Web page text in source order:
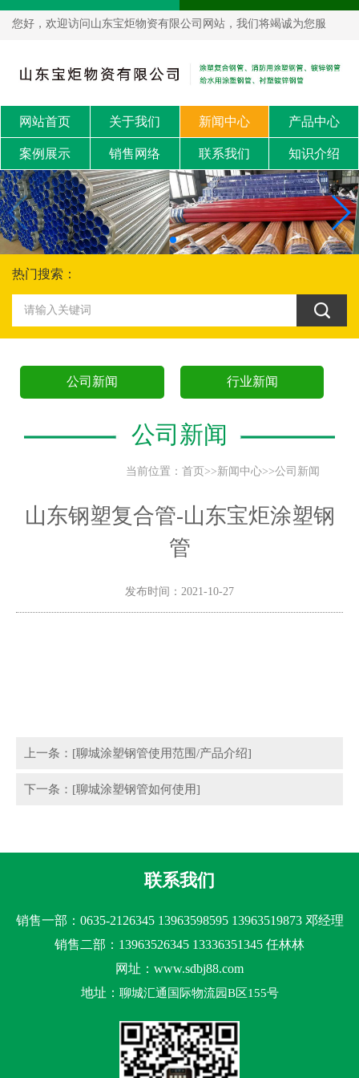
您好，欢迎访问山东宝炬物资有限公司网站，我们将竭诚为您服
务！
网站首页 关于我们 新闻中心 产品中心
案例展示 销售网络 联系我们 知识介绍
热门搜索：
公司新闻 行业新闻
公司新闻
当前位置： 首页 >>新闻中心>>公司新闻
山东钢塑复合管-山东宝炬涂塑钢
管
发布时间：2021-10-27
上一条：[聊城涂塑钢管使用范围/产品介绍]
下一条：[聊城涂塑钢管如何使用]
联系我们
销售一部：0635-2126345 13963598595 13963519873 邓经理
销售二部：13963526345 13336351345 任林林
网址：www.sdbj88.com
地址： 聊城汇通国际物流园B区155号